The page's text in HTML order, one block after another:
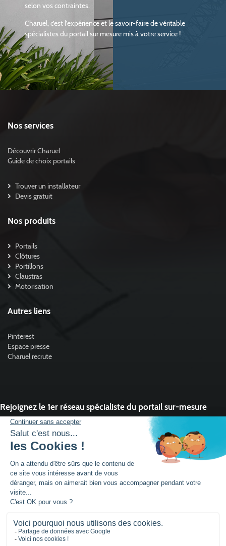
selon vos contraintes.
Charuel, c’est l’expérience et le savoir-faire de véritable
spécialistes du portail sur mesure mis à votre service !
Nos services
Découvrir Charuel
Guide de choix portails
Trouver un installateur
Devis gratuit
Nos produits
Portails
Clôtures
Portillons
Claustras
Motorisation
Autres liens
Pinterest
Espace presse
Charuel recrute
Rejoignez le 1er réseau spécialiste du portail sur-mesure
Vous souhaitez développer l'activité portail de votre entreprise ?
Rejoindre un réseau dynamique, avec un service et des outils qui font la
différence ?
DEVENIR PARTENAIRE